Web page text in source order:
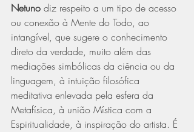
Netuno diz respeito a um tipo de acesso
ou conexão à Mente do Todo, ao
intangível, que sugere o conhecimento
direto da verdade, muito além das
mediações simbólicas da ciência ou da
linguagem, à intuição filosófica
meditativa enlevada pela esfera da
Metafísica, à união Mística com a
Espiritualidade, à inspiração do artista. É